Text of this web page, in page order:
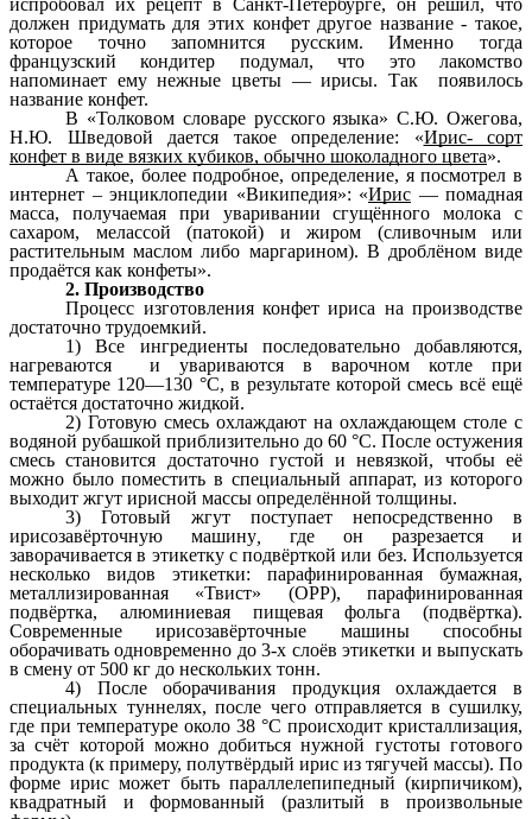
должен придумать для этих конфет другое название - такое,
которое точно запомнится русским. Именно тогда
французский кондитер подумал, что это лакомство
напоминает ему нежные цветы —ирисы. Так появилось
название конфет.
В «Толковом словаре русского языка» С.Ю. Ожегова,
Н.Ю. Шведовой дается такое определение: «Ирис- сорт
конфет в виде вязких кубиков, обычно шоколадного цвета».
А такое, более подробное, определение, я посмотрел в
интернет – энциклопедии «Википедия»: «Ирис — помадная
масса, получаемая при увариваниисгущённого молока с
сахаром, мелассой (патокой) и жиром (сливочным или
растительныммаслом либо маргарином). В дроблёном виде
продаётся как конфеты».
2. Производство
Процесс изготовления конфет ириса на производстве
достаточно трудоемкий.
1) Все ингредиенты последовательно добавляются,
нагреваются и увариваются в варочном котле при
температуре 120—130 °C, в результате которой смесь всё ещё
остаётся достаточно жидкой.
2) Готовую смесь охлаждают на охлаждающем столе с
водяной рубашкой приблизительно до 60 °C. После остужения
смесь становится достаточно густой и невязкой, чтобы её
можно было поместить в специальный аппарат, из которого
выходит жгут ирисной массы определённой толщины.
3) Готовый жгут поступает непосредственно в
ирисозавёрточную машину
где он разрезается и
заворачивается в этикетку с подвёрткой или без. Используется
несколько видов этикетки: парафинированная бумажная,
металлизированная «Твист» (OPP), парафинированная
подвёртка, алюминиевая пищевая фольга (подвёртка).
Современные ирисозавёрточные машины способны
оборачивать одновременно до 3-х слоёв этикетки и выпускать
в смену от 500 кг до нескольких тонн.
4) После оборачивания продукция охлаждается в
специальных туннелях, после чего отправляется в сушилку,
где при температуре около 38 °C происходит кристаллизация,
за счёт которой можно добиться нужной густоты готового
продукта (к примеру, полутвёрдый ирис из тягучей массы). По
форме ирис может быть параллелепипедный (кирпичиком),
квадратный и формованный (разлитый в произвольные